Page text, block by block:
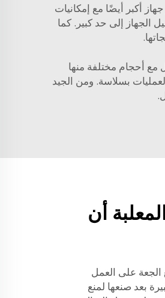
أكبر أيضًا مع إمكانيات
الجهاز إلى حد كبير. كما
مع أحجام مختلفة منها
بسلاسة. ومن الجيد
أن
الجعة على العمل
بعد صنعها لمنع